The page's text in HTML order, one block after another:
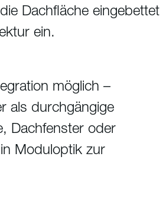
Dachfläche eingebettet
ein.
möglich –
als durchgängige
Dachfenster oder
Moduloptik zur